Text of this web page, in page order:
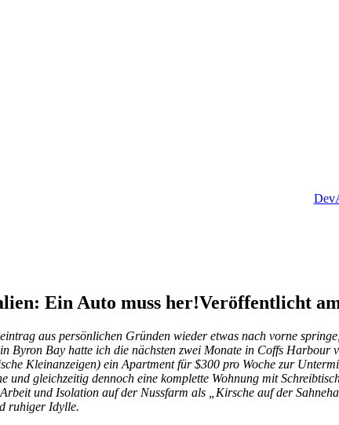
Ein Auto muss her!Veröffentlicht
aus persönlichen Gründen wieder etwas nach vorne
Byron Bay hatte ich die nächsten zwei Monate in Coffs Harbour
Kleinanzeigen) ein Apartment für $300 pro Woche zur
und gleichzeitig dennoch eine komplette Wohnung mit
und Isolation auf der Nussfarm als „Kirsche auf der
ruhiger Idylle.